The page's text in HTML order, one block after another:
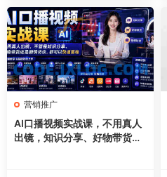
营销推广
AI口播视频实战课，不用真人
出镜，知识分享、好物带货剧